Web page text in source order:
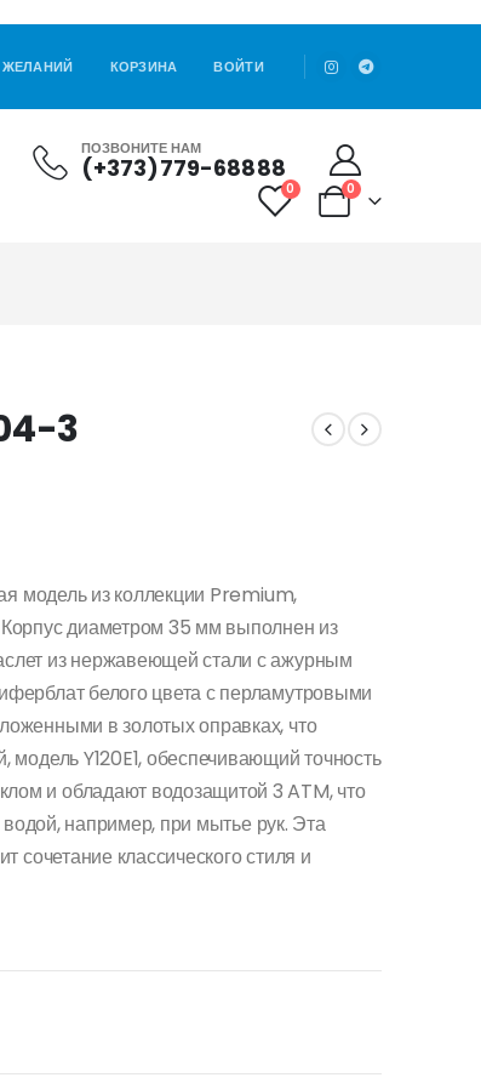
КОРЗИНА ВОЙТИ
ПОЗВОНИТЕ НАМ
(+373)779-68888
0 0
3
модель из коллекции Premium,
Корпус диаметром 35 мм выполнен из
из нержавеющей стали с ажурным
белого цвета с перламутровыми
в золотых оправках, что
Y120E1, обеспечивающий точность
и обладают водозащитой 3 ATM, что
водой, например, при мытье рук. Эта
сочетание классического стиля и